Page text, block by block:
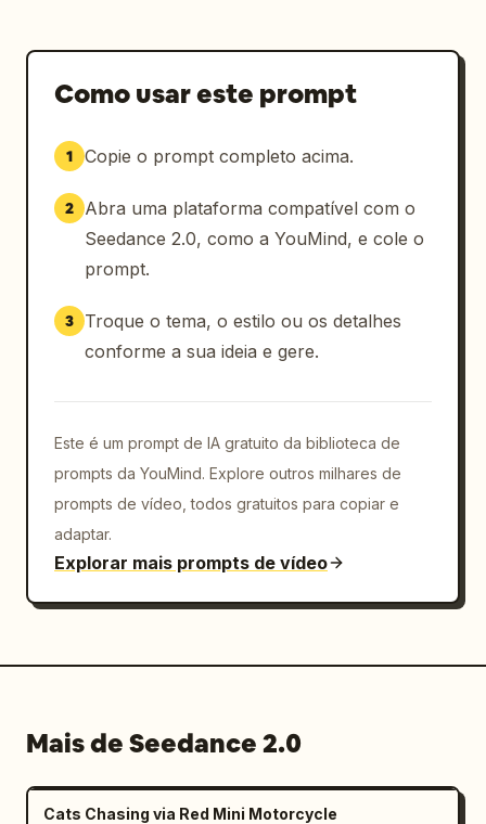
Como usar este prompt
1 Copie o prompt completo acima.
2
Abra uma plataforma compatível com o
Seedance 2.0, como a YouMind, e cole o
prompt.
3
Troque o tema, o estilo ou os detalhes
conforme a sua ideia e gere.
Este é um prompt de IA gratuito da biblioteca de
prompts da YouMind. Explore outros milhares de
prompts de vídeo, todos gratuitos para copiar e
adaptar.
Explorar mais prompts de vídeo
Mais de Seedance 2.0
Cats Chasing via Red Mini Motorcycle